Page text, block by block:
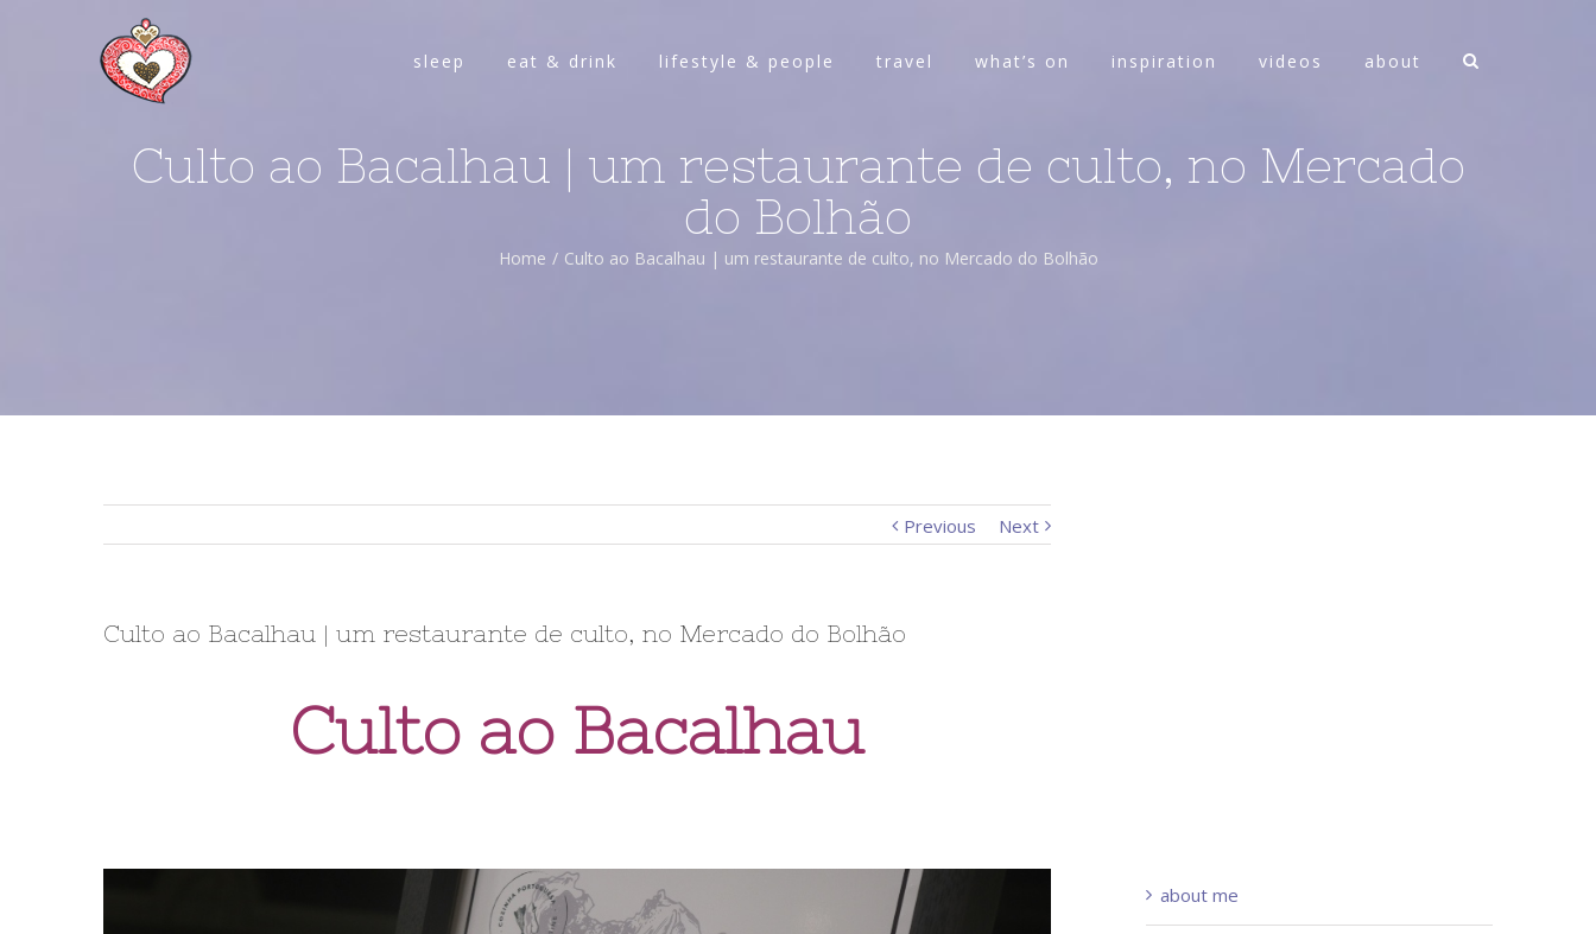
sleep eat & drink lifestyle & people travel what’s on inspiration videos about
Culto ao Bacalhau | um restaurante de culto, no Mercado
do Bolhão
Home / Culto ao Bacalhau | um restaurante de culto, no Mercado do Bolhão
Previous Next
Culto ao Bacalhau | um restaurante de culto, no Mercado do Bolhão
Culto ao Bacalhau
about me